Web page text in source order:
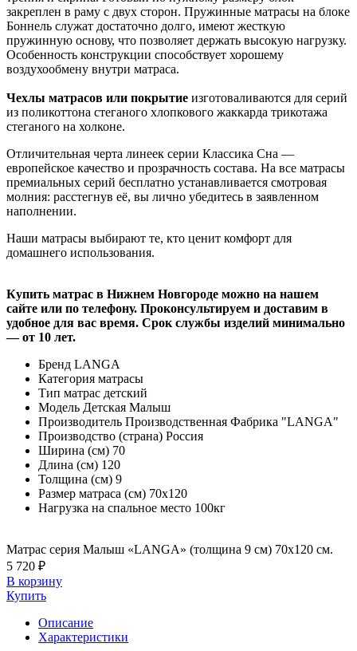
закреплен в раму с двух сторон. Пружинные матрасы на блоке
Боннель служат достаточно долго, имеют жесткую
пружинную основу, что позволяет держать высокую нагрузку.
Особенность конструкции способствует хорошему
воздухообмену внутри матраса.
Чехлы матрасов или покрытие изготоваливаются для серий
из поликоттона стеганого хлопкового жаккарда трикотажа
стеганого на холконе.
Отличительная черта линеек серии Классика Сна —
европейское качество и прозрачность состава. На все матрасы
премиальных серий бесплатно устанавливается смотровая
молния: расстегнув её, вы лично убедитесь в заявленном
наполнении.
Наши матрасы выбирают те, кто ценит комфорт для
домашнего использования.
Купить матрас в Нижнем Новгороде можно на нашем
сайте или по телефону. Проконсультируем и доставим в
удобное для вас время. Срок службы изделий минимально
— от 10 лет.
Бренд LANGA
Категория матрасы
Тип матрас детский
Модель Детская Малыш
Производитель Производственная Фабрика "LANGA"
Производство (страна) Россия
Ширина (см) 70
Длина (см) 120
Толщина (см) 9
Размер матраса (см) 70х120
Нагрузка на спальное место 100кг
Матрас серия Малыш «LANGA» (толщина 9 см) 70х120 см.
5 720 ₽
В корзину
Купить
Описание
Характеристики